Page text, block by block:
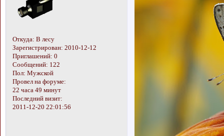
Откуда: В лесу
Зарегистрирован: 2010-12-12
Приглашений: 0
Сообщений: 122
Пол: Мужской
Провел на форуме:
22 часа 49 минут
Последний визит:
2011-12-20 22:01:56